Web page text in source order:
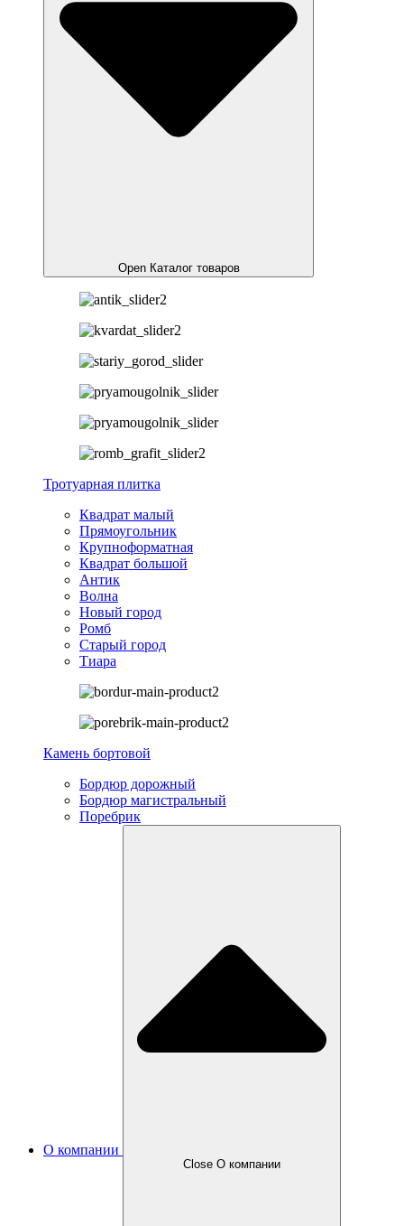
Open Каталог товаров
Тротуарная плитка
Квадрат малый
Прямоугольник
Крупноформатная
Квадрат большой
Антик
Волна
Новый город
Ромб
Старый город
Тиара
Камень бортовой
Бордюр дорожный
Бордюр магистральный
Поребрик
О компании
Close О компании